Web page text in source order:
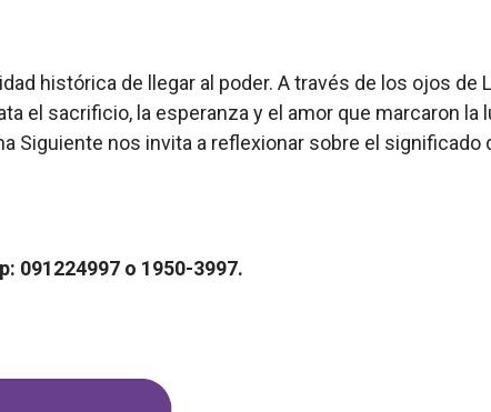
histórica de llegar al poder. A través de los ojos de
el sacrificio, la esperanza y el amor que marcaron la
Siguiente nos invita a reflexionar sobre el significado
091224997 o 1950-3997.